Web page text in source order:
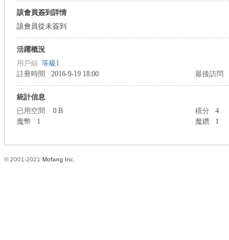
該會員簽到詳情
該會員從未簽到
活躍概況
用戶組 等級1
註冊時間
2016-9-19 18:00 最後訪問
統計信息
已用空間
0 B 積分 4
魔幣
1 魔鑽 1
© 2001-2021 Mofang Inc.